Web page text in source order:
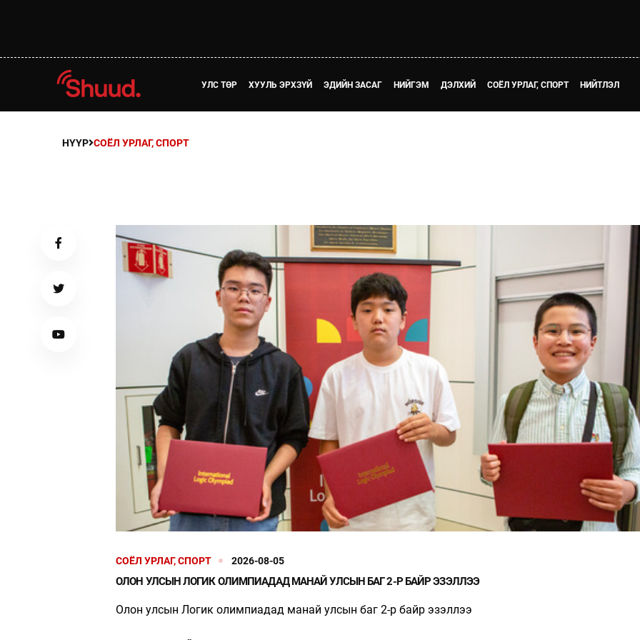
УЛС ТӨР ХУУЛЬ ЭРХЗҮЙ ЭДИЙН ЗАСАГ НИЙГЭМ ДЭЛХИЙ СОЁЛ УРЛАГ, СПОРТ НИЙТЛЭЛ
НҮҮР СОЁЛ УРЛАГ, СПОРТ
СОЁЛ УРЛАГ, СПОРТ 2026-08-05
ОЛОН УЛСЫН ЛОГИК ОЛИМПИАДАД МАНАЙ УЛСЫН БАГ 2-Р БАЙР ЭЗЭЛЛЭЭ
Олон улсын Логик олимпиадад манай улсын баг 2-р байр эзэллээ
АЛДАРТ BOYZONE
ХАМТЛАГИЙН ГИШҮҮН RONAN
KEATING АНХ УДАА МОНГОЛД
ДУУЛНА
П.ЦАГААН: ҮҮСМЭЛ ОРДООС
АМНАТ АВАХ БОЛ ӨМНӨХ
ШИГЭЭ ТУСГАЙ
ЗӨВШӨӨРӨЛТЭЙ БОЛГОХ
ХЭРЭГТЭЙ
Ц.МОНГОЛ: НЭГ
ХЭРЭГ ГЭЭД,
НЬ ШУДАРГА ЁС УУ?